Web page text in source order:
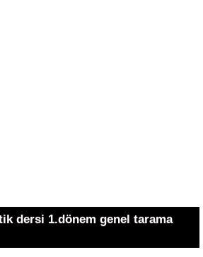
dersi 1.dönem genel tarama